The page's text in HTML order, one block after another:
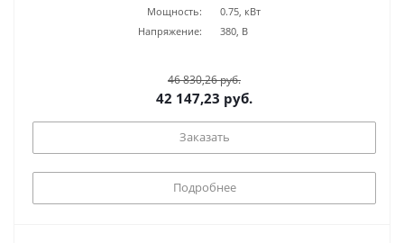
Мощность:
0.75, кВт
Напряжение:
380, В
46 830,26 руб.
42 147,23 руб.
Заказать
Подробнее